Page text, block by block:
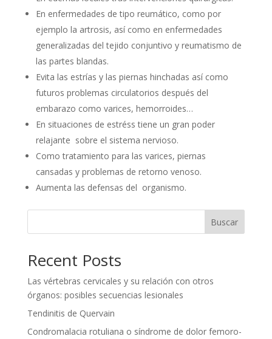
En enfermedades de tipo reumático, como por
ejemplo la artrosis, así como en enfermedades
generalizadas del tejido conjuntivo y reumatismo de
las partes blandas.
Evita las estrías y las piernas hinchadas así como
futuros problemas circulatorios después del
embarazo como varices, hemorroides…
En situaciones de estréss tiene un gran poder
relajante sobre el sistema nervioso.
Como tratamiento para las varices, piernas
cansadas y problemas de retorno venoso.
Aumenta las defensas del organismo.
Buscar
Recent Posts
Las vértebras cervicales y su relación con otros
órganos: posibles secuencias lesionales
Tendinitis de Quervain
Condromalacia rotuliana o síndrome de dolor femoro-